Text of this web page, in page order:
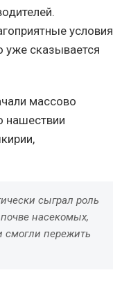
условия
уже сказывается
массово
нашествии
сыграл роль
насекомых,
смогли пережить